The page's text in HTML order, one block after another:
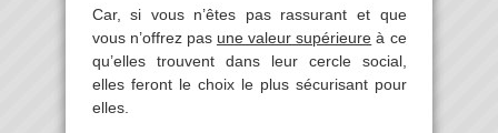
Car, si vous n’êtes pas rassurant et que
vous n’offrez pas une valeur supérieure à ce
qu’elles trouvent dans leur cercle social,
elles feront le choix le plus sécurisant pour
elles.